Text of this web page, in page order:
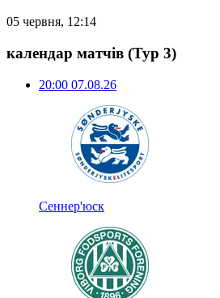
05 червня, 12:14
календар матчів (Тур 3)
20:00 07.08.26
Сеннер'юск